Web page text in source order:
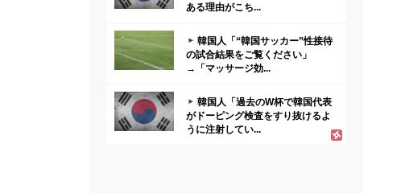
ある理由がこち...
韓国人「“韓国サッカー”性接待
の試合結果をご覧ください」
→「マッサージ効...
韓国人「過去のW杯で韓国代表
がドーピング検査をすり抜けるよ
うに注射してい...